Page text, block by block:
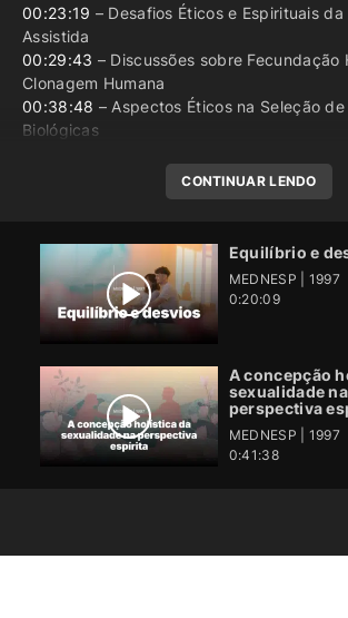
00:23:19 – Desafios Éticos e Espirituais
Assistida
00:29:43 – Discussões sobre Fecundação
Clonagem Humana
00:38:48 – Aspectos Éticos na Seleção
Biológicas
CONTINUAR LENDO
Equilíbrio e
MEDNESP | 1997
0:20:09
A concepção
sexualidade na
perspectiva
MEDNESP | 1997
0:41:38